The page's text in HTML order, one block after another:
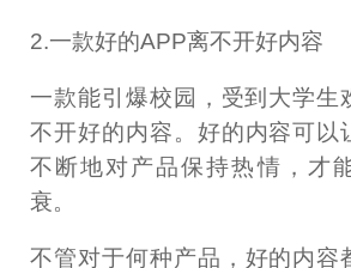
2.一款好的APP离不开好内容
一款能引爆校园，受到大学生
不开好的内容。好的内容可以
不断地对产品保持热情，才
衰。
不管对于何种产品，好的内容